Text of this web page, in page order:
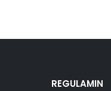
REGULAMIN